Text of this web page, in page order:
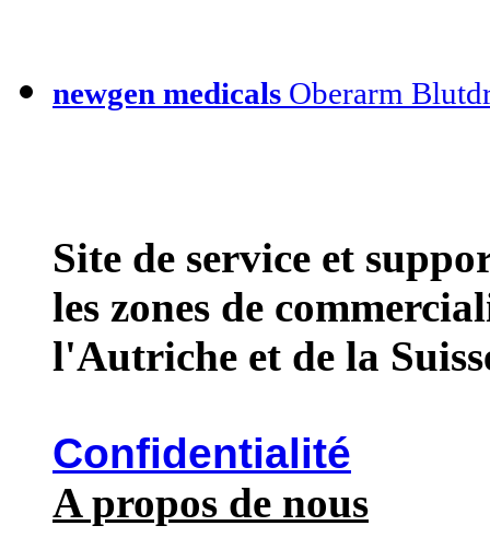
newgen medicals Oberarm
Site de service et
les zones de
l'Autriche et de la
Confidentialité
A propos de nous